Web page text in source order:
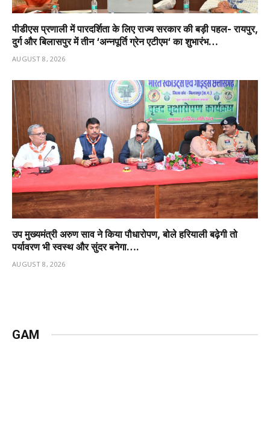
पीडीएस प्रणाली में पारदर्शिता के लिए राज्य सरकार की बड़ी पहल- रायपुर,
दुर्ग और बिलासपुर में तीन ‘अन्नपूर्ति ग्रेन एटीएम‘ का शुभारंभ…
AUGUST 8, 2026
उप मुख्यमंत्री अरुण साव ने किया पौधारोपण, बोले हरियाली बढ़ेगी तो
पर्यावरण भी स्वस्थ और सुंदर बनेगा….
AUGUST 8, 2026
GAM